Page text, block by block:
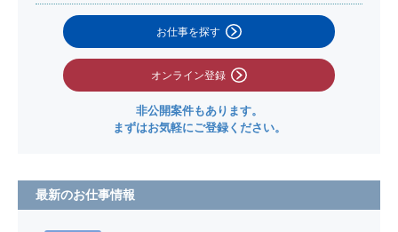
お仕事を探す
オンライン登録
非公開案件もあります。
まずはお気軽にご登録ください。
最新のお仕事情報